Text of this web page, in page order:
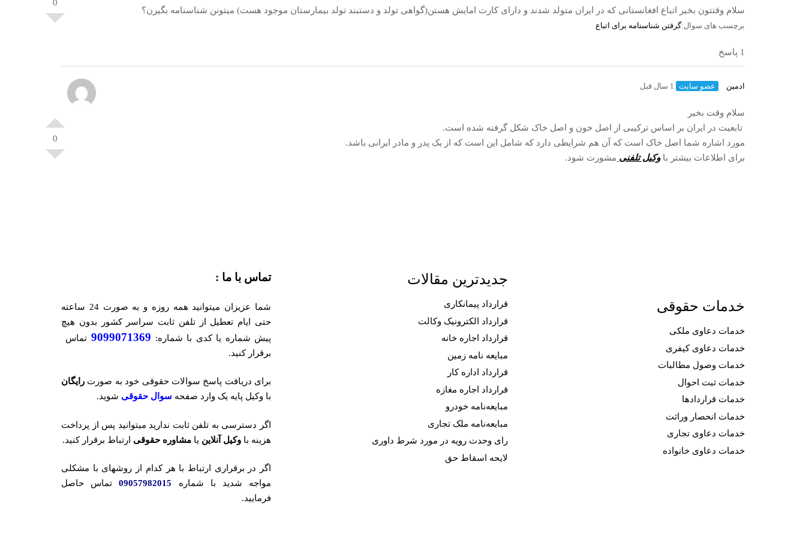
0
سلام وقتتون بخیر اتباع افغانستانی که در ایران متولد شدند و دارای کارت امایش هستن(گواهی تولد و دستبند تولد بیمارستان موجود هست) میتونن شناسنامه بگیرن؟
برچسب های سوال:گرفتن شناسنامه برای اتباع
1 پاسخ
0
ادمین عضو سایت
سلام وقت بخیر
تابعیت در ایران بر اساس ترکیبی از اصل خون و اصل خاک شکل گرفته‌ شده است.
مورد اشاره شما اصل خاک است که آن هم شرایطی دارد که شامل این است که از یک پدر و مادر ایرانی باشد.
برای اطلاعات بیشتر باوکیل تلفنی مشورت شود.
خدمات حقوقی
خدمات دعاوی ملکی
خدمات دعاوی کیفری
خدمات وصول مطالبات
خدمات ثبت احوال
خدمات قراردادها
خدمات انحصار وراثت
خدمات دعاوی تجاری
خدمات دعاوی خانواده
جدیدترین مقالات
قرارداد پیمانکاری
قرارداد الکترونیک وکالت
قرارداد اجاره خانه
مبایعه نامه زمین
قرارداد اداره کار
قرارداد اجاره مغازه
مبایعه‌نامه خودرو
مبایعه‌نامه ملک تجاری
رای وحدت رویه در مورد شرط داوری
لایحه اسقاط حق
تماس با ما :
شما عزیزان میتوانید همه روزه و به صورت 24 ساعته
حتی ایام تعطیل از تلفن ثابت سراسر کشور بدون هیچ
پیش شماره یا کدی با شماره: 9099071369 تماس
برقرار کنید.
برای دریافت پاسخ سوالات حقوقی خود به صورت رایگان
با وکیل پایه یک وارد صفحه سوال حقوقی شوید.
اگر دسترسی به تلفن ثابت ندارید میتوانید پس از پرداخت
هزینه با وکیل آنلاین یا مشاوره حقوقی ارتباط برقرار کنید.
اگر در برقراری ارتباط با هر کدام از روشهای با مشکلی
مواجه شدید با شماره 09057982015
تماس حاصل
فرمایید.